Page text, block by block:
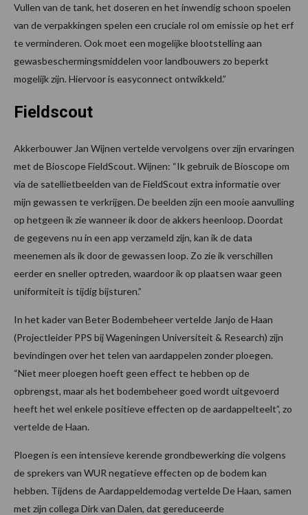
Vullen van de tank, het doseren en het inwendig schoon spoelen
van de verpakkingen spelen een cruciale rol om emissie op het erf
te verminderen. Ook moet een mogelijke blootstelling aan
gewasbeschermingsmiddelen voor landbouwers zo beperkt
mogelijk zijn. Hiervoor is easyconnect ontwikkeld.”
Fieldscout
Akkerbouwer Jan Wijnen vertelde vervolgens over zijn ervaringen
met de Bioscope FieldScout. Wijnen: “Ik gebruik de Bioscope om
via de satellietbeelden van de FieldScout extra informatie over
mijn gewassen te verkrijgen. De beelden zijn een mooie aanvulling
op hetgeen ik zie wanneer ik door de akkers heenloop. Doordat
de gegevens nu in een app verzameld zijn, kan ik de data
meenemen als ik door de gewassen loop. Zo zie ik verschillen
eerder en sneller optreden, waardoor ik op plaatsen waar geen
uniformiteit is tijdig bijsturen.”
In het kader van Beter Bodembeheer vertelde Janjo de Haan
(Projectleider PPS bij Wageningen Universiteit & Research) zijn
bevindingen over het telen van aardappelen zonder ploegen.
“Niet meer ploegen hoeft geen effect te hebben op de
opbrengst, maar als het bodembeheer goed wordt uitgevoerd
heeft het wel enkele positieve effecten op de aardappelteelt”, zo
vertelde de Haan.
Ploegen is een intensieve kerende grondbewerking die volgens
de sprekers van WUR negatieve effecten op de bodem kan
hebben. Tijdens de Aardappeldemodag vertelde De Haan, samen
met zijn collega Dirk van Dalen, dat gereduceerde